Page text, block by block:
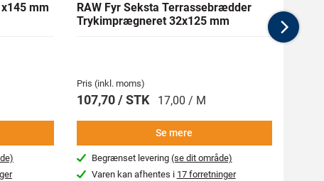
mm
RAW Fyr Seksta Terrassebrædder
Trykimprægneret 32x125 mm
Pris (inkl. moms)
107,70 / STK 17,00 / M
Se mere
Begrænset levering (se dit område)
Varen kan afhentes i 17 forretninger
mm